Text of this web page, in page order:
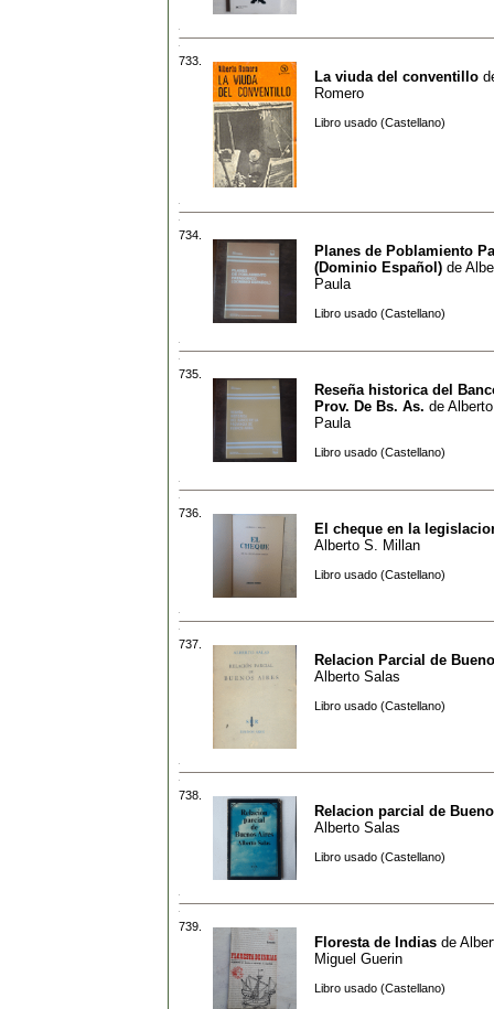
733.
La viuda del conventillo
Romero
Libro usado (Castellano)
734.
Planes de Poblamiento
(Dominio Español) de
Paula
Libro usado (Castellano)
735.
Reseña historica del
Prov. De Bs. As. de
Paula
Libro usado (Castellano)
736.
El cheque en la
Alberto S. Millan
Libro usado (Castellano)
737.
Relacion Parcial de
Alberto Salas
Libro usado (Castellano)
738.
Relacion parcial de
Alberto Salas
Libro usado (Castellano)
739.
Floresta de Indias de
Miguel Guerin
Libro usado (Castellano)